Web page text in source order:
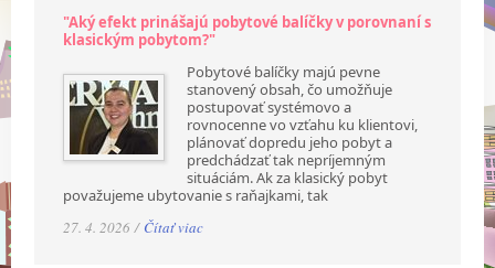
"Aký efekt prinášajú pobytové balíčky v porovnaní s
klasickým pobytom?"
Pobytové balíčky majú pevne
stanovený obsah, čo umožňuje
postupovať systémovo a
rovnocenne vo vzťahu ku klientovi,
plánovať dopredu jeho pobyt a
predchádzať tak nepríjemným
situáciám. Ak za klasický pobyt
považujeme ubytovanie s raňajkami, tak
27. 4. 2026 / Čítať viac